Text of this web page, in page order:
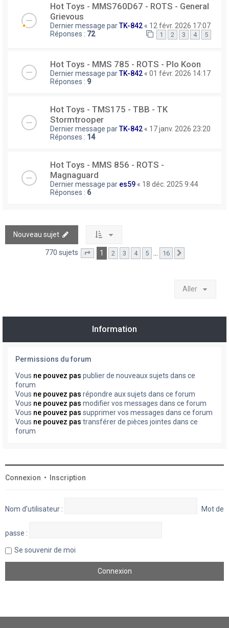
Hot Toys - MMS760D67 - ROTS - General
Grievous
Dernier message parTK-842 « 12 févr. 2026 17:07
Réponses : 72 1 2 3 4 5
Hot Toys - MMS 785 - ROTS - Plo Koon
Dernier message parTK-842 « 01 févr. 2026 14:17
Réponses : 9
Hot Toys - TMS175 - TBB - TK
Stormtrooper
Dernier message parTK-842 « 17 janv. 2026 23:20
Réponses : 14
Hot Toys - MMS 856 - ROTS -
Magnaguard
Dernier message par es59 « 18 déc. 2025 9:44
Réponses : 6
Nouveau sujet
770 sujets Page sur16
1 2 3 4 5 … 16
Aller
Information
Permissions du forum
Vous ne pouvez pas publier de nouveaux sujets dans ce
forum
Vous ne pouvez pas répondre aux sujets dans ce forum
Vous ne pouvez pas modifier vos messages dans ce forum
Vous ne pouvez pas supprimer vos messages dans ce forum
Vous ne pouvez pas transférer de pièces jointes dans ce
forum
Connexion • Inscription
Nom d’utilisateur : Mot de
passe :
Se souvenir de moi